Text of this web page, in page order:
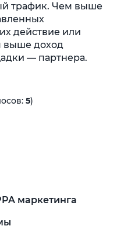
трафик. Чем выше
действие или
выше доход
— партнера.
5)
маркетинга